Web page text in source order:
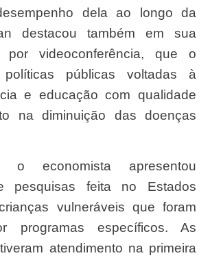
dela ao longo da
destacou também em sua
por videoconferência, que o
públicas voltadas à
e educação com qualidade
na diminuição das doenças
pesquisas feita no Estados
vulneráveis que foram
programas específicos. As
atendimento na primeira